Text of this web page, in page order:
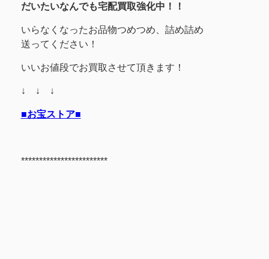
だいたいなんでも宅配買取強化中！！
いらなくなったお品物つめつめ、詰め詰め
送ってください！
いいお値段でお買取させて頂きます！
↓ ↓ ↓
■お宝ストア■
************************